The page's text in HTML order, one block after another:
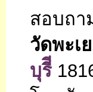
สอบถา
วัดพะเ
บุรีี